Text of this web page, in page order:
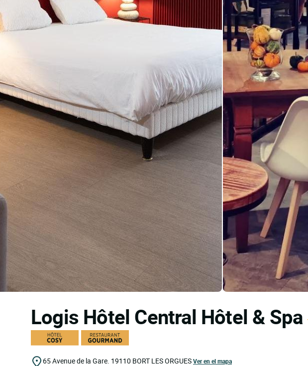
Logis Hôtel Central Hôtel & Spa
65 Avenue de la Gare. 19110 BORT LES ORGUESVer en el mapa